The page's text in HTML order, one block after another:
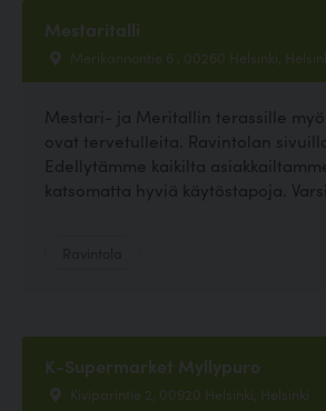
Mestaritalli
Merikannontie 6 , 00260 Helsinki,
Mestari- ja Meritallin terassille
ovat tervetulleita. Ravintolan
Edellytämme kaikilta
katsomatta hyviä käytöstapoja.
K-Supermarket Myllypuro
Kiviparintie 2, 00920 Helsinki, Helsinki